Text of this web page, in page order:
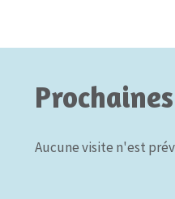
Aucune visite n'est